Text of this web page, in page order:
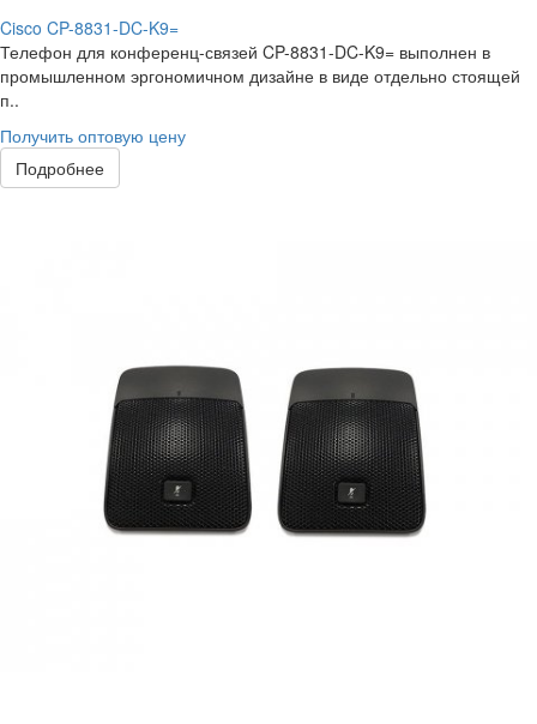
Cisco CP-8831-DC-K9=
Телефон для конференц-связей CP-8831-DC-K9= выполнен в
промышленном эргономичном дизайне в виде отдельно стоящей
п..
Получить оптовую цену
Подробнее